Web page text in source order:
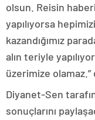
olsun. Reisin
yapılıyorsa
kazandığımız
alın teriyle
üzerimize olamaz.”
Diyanet-Sen
sonuçlarını